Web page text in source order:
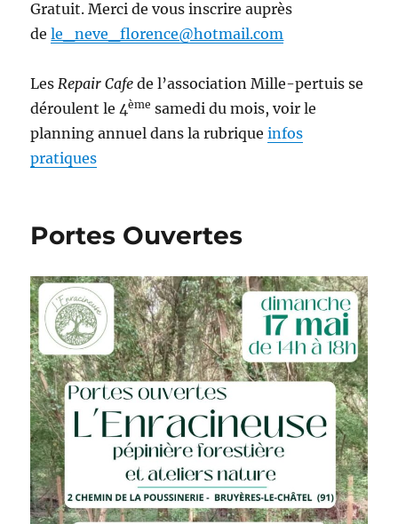
Gratuit. Merci de vous inscrire auprès
dele_neve_florence@hotmail.com
Les Repair Cafe de l’association Mille-pertuis se
déroulent le 4ème samedi du mois, voir le
planning annuel dans la rubriqueinfos
pratiques
Portes Ouvertes